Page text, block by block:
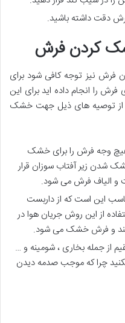
دقت داشته باشید.
کردن فرش
نیز توجه کافی شود برای
را انجام داده اید برای این
از توصیه های ذیل جهت خشک
هیچ وجه فرش را برای خشک
شدن زیر آفتاب سوزان قرار
و الیاف فرش می شود.
این است که از داربست
از این روش جریان هوا در
و فرش خشک می شود.
از جمله بخاری ، شومینه و …
چرا که موجب صدمه دیدن